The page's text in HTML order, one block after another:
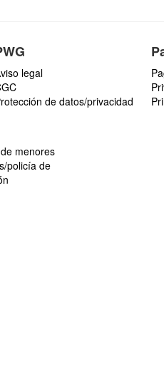
legal
de datos/privacidad
menores
policía de